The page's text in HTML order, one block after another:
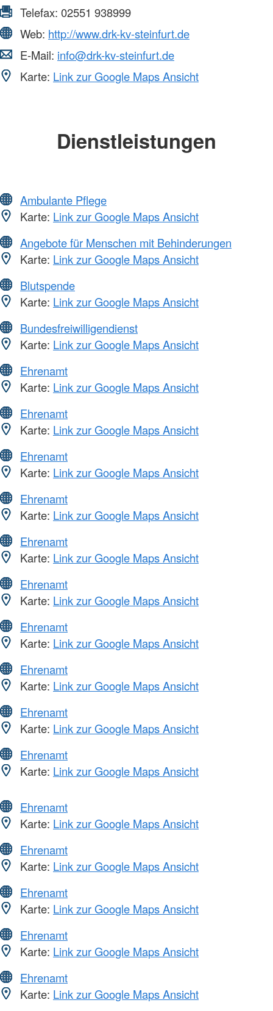
Telefax: 02551 938999
Web: http://www.drk-kv-steinfurt.de
E-Mail: info@drk-kv-steinfurt.de
Karte: Link zur Google Maps Ansicht
Dienstleistungen
Ambulante Pflege
Karte: Link zur Google Maps Ansicht
Angebote für Menschen mit Behinderungen
Karte: Link zur Google Maps Ansicht
Blutspende
Karte: Link zur Google Maps Ansicht
Bundesfreiwilligendienst
Karte: Link zur Google Maps Ansicht
Ehrenamt
Karte: Link zur Google Maps Ansicht
Ehrenamt
Karte: Link zur Google Maps Ansicht
Ehrenamt
Karte: Link zur Google Maps Ansicht
Ehrenamt
Karte: Link zur Google Maps Ansicht
Ehrenamt
Karte: Link zur Google Maps Ansicht
Ehrenamt
Karte: Link zur Google Maps Ansicht
Ehrenamt
Karte: Link zur Google Maps Ansicht
Ehrenamt
Karte: Link zur Google Maps Ansicht
Ehrenamt
Karte: Link zur Google Maps Ansicht
Ehrenamt
Karte: Link zur Google Maps Ansicht
Ehrenamt
Karte: Link zur Google Maps Ansicht
Ehrenamt
Karte: Link zur Google Maps Ansicht
Ehrenamt
Karte: Link zur Google Maps Ansicht
Ehrenamt
Karte: Link zur Google Maps Ansicht
Ehrenamt
Karte: Link zur Google Maps Ansicht